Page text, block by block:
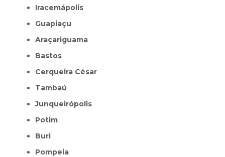
Iracemápolis
Guapiaçu
Araçariguama
Bastos
Cerqueira César
Tambaú
Junqueirópolis
Potim
Buri
Pompeia